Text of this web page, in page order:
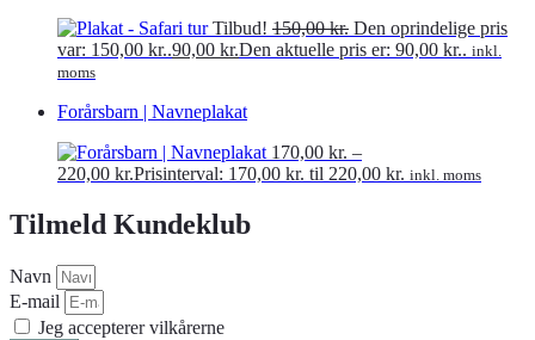
Tilbud! 150,00kr. Den oprindelige pris
var: 150,00 kr..90,00 kr.Den aktuelle pris er: 90,00 kr.. inkl.
moms
Forårsbarn | Navneplakat
170,00 kr. –
220,00 kr.Prisinterval: 170,00 kr. til 220,00 kr. inkl. moms
Tilmeld Kundeklub
Navn
E-mail
Jeg accepterer vilkårerne